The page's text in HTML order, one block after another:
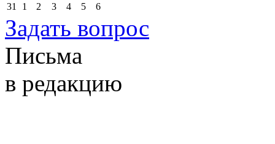
31
1 2 3 4 5 6
Задать вопрос
Письма
в редакцию